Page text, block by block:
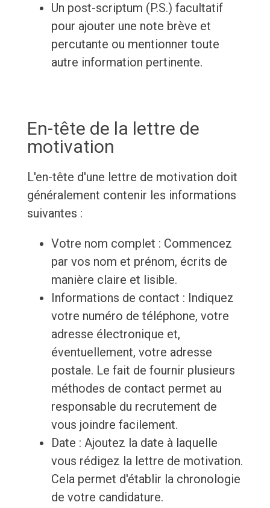
Un post-scriptum (P.S.) facultatif
pour ajouter une note brève et
percutante ou mentionner toute
autre information pertinente.
En-tête de la lettre de
motivation
L'en-tête d'une lettre de motivation doit
généralement contenir les informations
suivantes :
Votre nom complet : Commencez
par vos nom et prénom, écrits de
manière claire et lisible.
Informations de contact : Indiquez
votre numéro de téléphone, votre
adresse électronique et,
éventuellement, votre adresse
postale. Le fait de fournir plusieurs
méthodes de contact permet au
responsable du recrutement de
vous joindre facilement.
Date : Ajoutez la date à laquelle
vous rédigez la lettre de motivation.
Cela permet d'établir la chronologie
de votre candidature.